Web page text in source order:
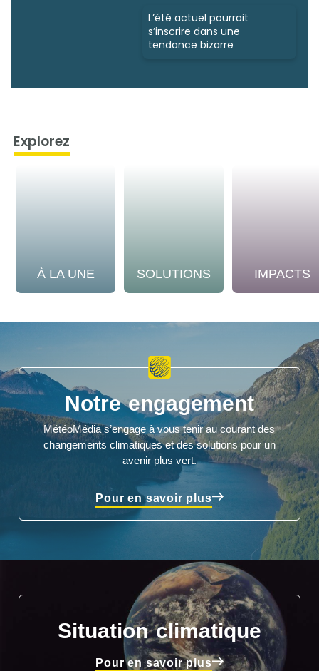
L’été actuel pourrait
s’inscrire dans une
tendance bizarre
Explorez
À LA UNE SOLUTIONS IMPACTS
Notre engagement
MétéoMédia s’engage à vous tenir au courant des
changements climatiques et des solutions pour un
avenir plus vert.
Pour en savoir plus
Situation climatique
Pour en savoir plus